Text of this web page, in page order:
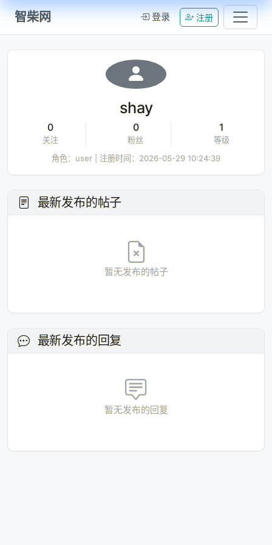
智柴网 登录 注册
Loading...
正在加载...
shay
0
关注
0
粉丝
1
等级
角色：user | 注册时间：2026-05-29 10:24:39
最新发布的帖子
暂无发布的帖子
最新发布的回复
暂无发布的回复